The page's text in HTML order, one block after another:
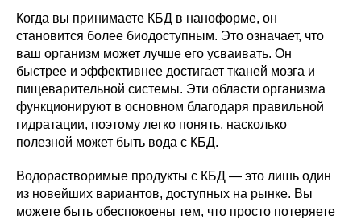
Когда вы принимаете КБД в наноформе, он
становится более биодоступным. Это означает, что
ваш организм может лучше его усваивать. Он
быстрее и эффективнее достигает тканей мозга и
пищеварительной системы. Эти области организма
функционируют в основном благодаря правильной
гидратации, поэтому легко понять, насколько
полезной может быть вода с КБД.
Водорастворимые продукты с КБД — это лишь один
из новейших вариантов, доступных на рынке. Вы
можете быть обеспокоены тем, что просто потеряете